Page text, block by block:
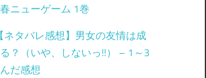
ニューゲーム 1巻
【ネタバレ感想】男女の友情は成
？（いや、しないっ!!） – 1～3
だ感想